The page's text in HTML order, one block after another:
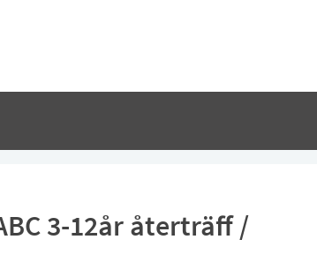
3-12år återträff /